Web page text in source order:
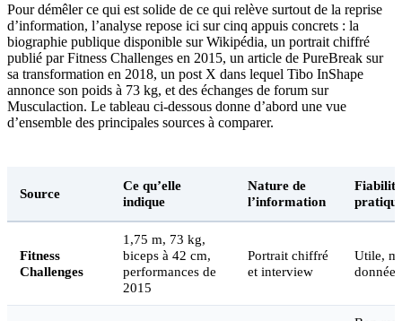
Pour démêler ce qui est solide de ce qui relève surtout de la reprise
d’information, l’analyse repose ici sur cinq appuis concrets : la
biographie publique disponible sur Wikipédia, un portrait chiffré
publié par Fitness Challenges en 2015, un article de PureBreak sur
sa transformation en 2018, un post X dans lequel Tibo InShape
annonce son poids à 73 kg, et des échanges de forum sur
Musculaction. Le tableau ci-dessous donne d’abord une vue
d’ensemble des principales sources à comparer.
Source
Ce qu’elle
indique
Nature de
l’information
Fiabilité
Fitness
Challenges
1,75 m, 73 kg,
biceps à 42 cm,
performances de
2015
Portrait chiffré
et interview
Utile,